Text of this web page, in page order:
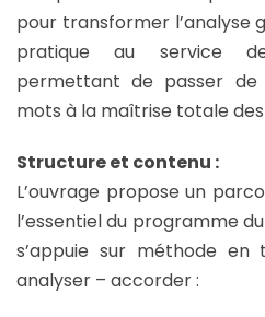
pour transformer l’analyse
pratique au service
permettant de passer de
mots à la maîtrise totale
Structure et contenu :
L’ouvrage propose un
l’essentiel du programme
s’appuie sur méthode
analyser – accorder :